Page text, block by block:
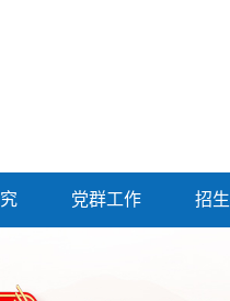
党群工作 招